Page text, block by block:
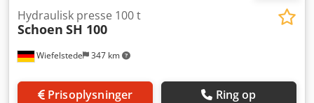
Wiefelstede 347 km
Hydraulisk presse 100 t
Schoen SH 100
Prisoplysninger Ring op